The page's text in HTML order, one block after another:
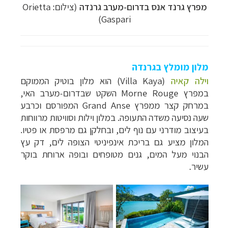
מפרץ גרנד אנס בדרום-מערב גרנדה
(צילום: Orietta
Gaspari)
מלון מומלץ בגרנדה
וילה קאיה (
Villa Kaya
) הוא מלון בוטיק הממוקם
במפרץ Morne Rouge השקט שבדרום-מערב האי,
במרחק קצר ממפרץ Grand Anse המפורסם וכרבע
שעה נסיעה משדה התעופה. במלון וילות וסוויטות מרווחות
בעיצוב מודרני עם נוף לים, ובחלקן גם מרפסת או פטיו.
המלון מציע גם בריכת אינפיניטי הצופה לים, דק עץ
הבנוי מעל המים, גנים מטופחים ובופה ארוחת בוקר
עשיר.